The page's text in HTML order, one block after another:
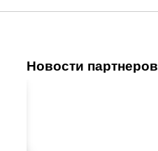
Новости партнеров